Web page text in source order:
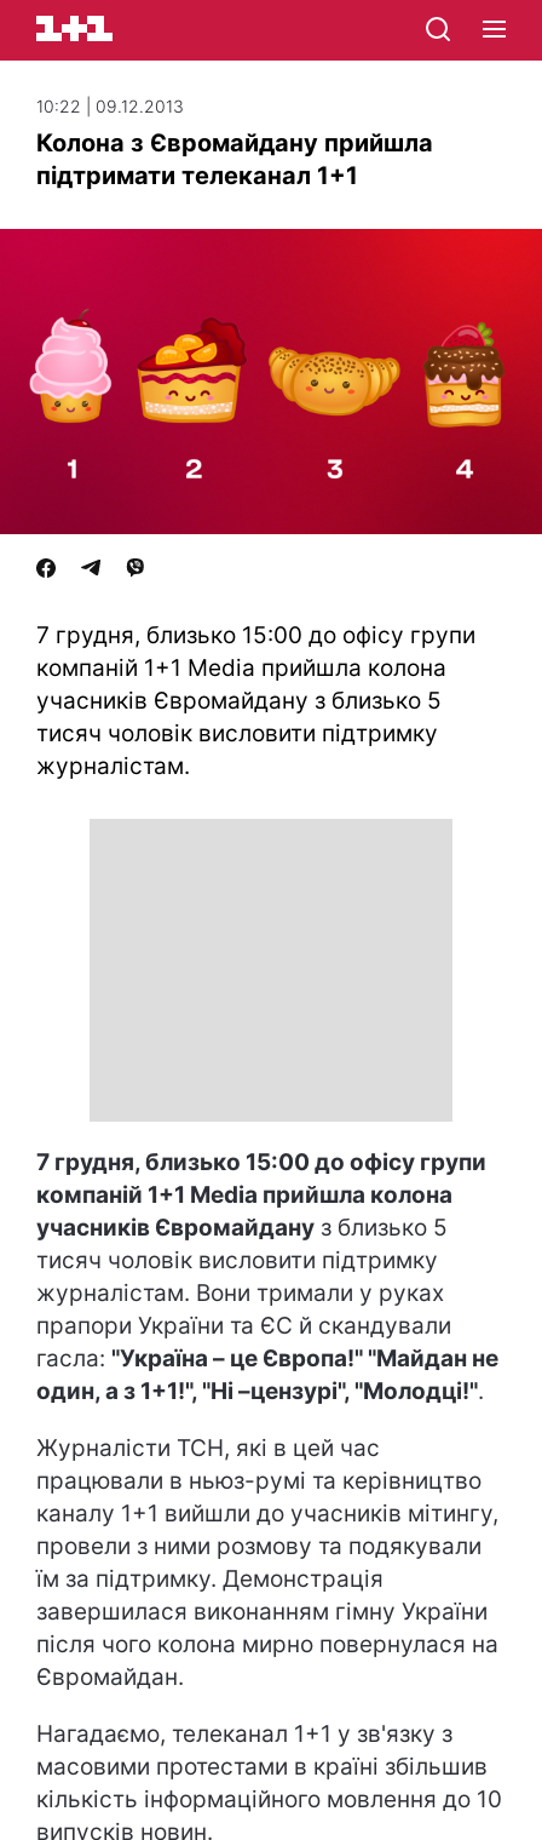
10:22 | 09.12.2013
Колона з Євромайдану прийшла
підтримати телеканал 1+1
7 грудня, близько 15:00 до офісу групи
компаній 1+1 Media прийшла колона
учасників Євромайдану з близько 5
тисяч чоловік висловити підтримку
журналістам.
7 грудня, близько 15:00 до офісу групи
компаній 1+1 Media прийшла колона
учасників Євромайдану з близько 5
тисяч чоловік висловити підтримку
журналістам. Вони тримали у руках
прапори України та ЄС й скандували
гасла: "Україна – це Європа!" "Майдан не
один, а з 1+1!", "Ні –цензурі", "Молодці!".
Журналісти ТСН, які в цей час
працювали в ньюз-румі та керівництво
каналу 1+1 вийшли до учасників мітингу,
провели з ними розмову та подякували
їм за підтримку. Демонстрація
завершилася виконанням гімну України
після чого колона мирно повернулася на
Євромайдан.
Нагадаємо, телеканал 1+1 у зв'язку з
масовими протестами в країні збільшив
кількість інформаційного мовлення до 10
випусків новин.